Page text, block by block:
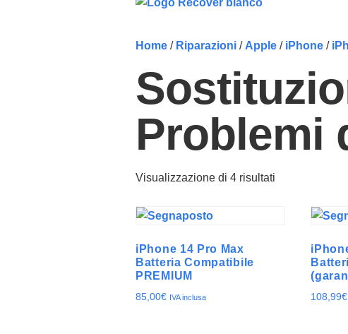
Home / Riparazioni / Apple / iPhone /
Problemi
Visualizzazione di 4 risultati
iPhone 14 Pro Max
Batteria Compatibile
PREMIUM
85,00€ IVA inclusa 108,99€